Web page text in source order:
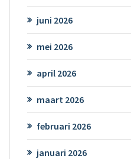
juni 2026
mei 2026
april 2026
maart 2026
februari 2026
januari 2026